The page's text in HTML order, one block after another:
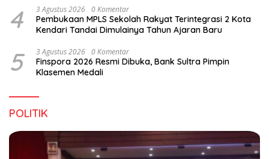
4 3 Agustus 2026 0 Komentar
Pembukaan MPLS Sekolah Rakyat Terintegrasi 2 Kota
Kendari Tandai Dimulainya Tahun Ajaran Baru
5 3 Agustus 2026 0 Komentar
Finspora 2026 Resmi Dibuka, Bank Sultra Pimpin
Klasemen Medali
POLITIK